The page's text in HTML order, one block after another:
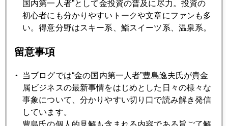
2012年10月25日
バーナンキの去就
2012年10月24日
金下落続く
2012年10月23日
4インチ画面上の「仁義なき戦い」
国内第一人者”として金投資の普及に尽力。投資の
初心者にも分かりやすいトークや文章にファンも多
い。得意分野はスキー系、鮨スイーツ系、温泉系。
留意事項
当ブログでは“金の国内第一人者”豊島逸夫氏が貴金
属ビジネスの最新事情をはじめとした日々の様々な
事象について、分かりやすい切り口で読み解き発信
しています。
豊島氏の個人的見解も含まれる内容である旨ご了解